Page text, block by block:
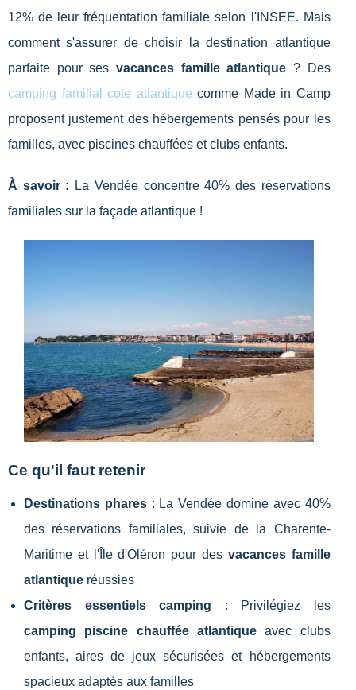
12% de leur fréquentation familiale selon l'INSEE. Mais
comment s'assurer de choisir la destination atlantique
parfaite pour ses vacances famille atlantique ? Des
camping familial cote atlantique comme Made in Camp
proposent justement des hébergements pensés pour les
familles, avec piscines chauffées et clubs enfants.
À savoir : La Vendée concentre 40% des réservations
familiales sur la façade atlantique !
Ce qu'il faut retenir
Destinations phares: La Vendée domine avec 40%
des réservations familiales, suivie de la Charente-
Maritime et l'Île d'Oléron pour des vacances famille
atlantique réussies
Critères essentiels camping : Privilégiez les
camping piscine chauffée atlantiqueavec clubs
enfants, aires de jeux sécurisées et hébergements
spacieux adaptés aux familles